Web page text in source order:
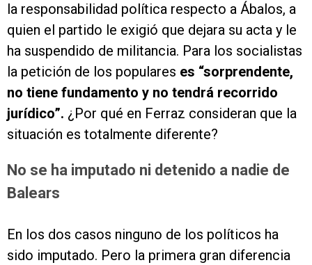
la responsabilidad política respecto a Ábalos, a
quien el partido le exigió que dejara su acta y le
ha suspendido de militancia. Para los socialistas
la petición de los populares es “sorprendente,
no tiene fundamento y no tendrá recorrido
jurídico”. ¿Por qué en Ferraz consideran que la
situación es totalmente diferente?
No se ha imputado ni detenido a nadie de
Balears
En los dos casos ninguno de los políticos ha
sido imputado. Pero la primera gran diferencia